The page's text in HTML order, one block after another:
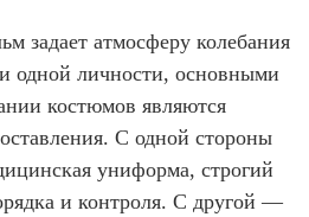
задает атмосферу колебания
одной личности, основными
костюмов являются
С одной стороны
униформа, строгий
и контроля. С другой —